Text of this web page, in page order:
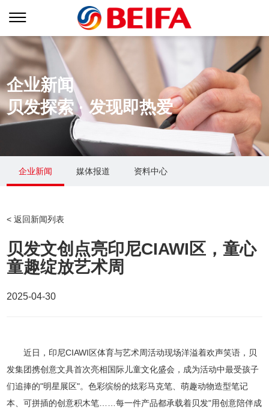
创始人介绍
企业文化
品牌矩阵 媒体报道
贝发讲堂 合作联系
企业新闻
贝发探索 · 发现即热爱
企业新闻 媒体报道 资料中心
< 返回新闻列表
贝发文创点亮印尼CIAWI区，童心
童趣绽放艺术周
2025-04-30
近日，印尼CIAWI区体育与艺术周活动现场洋溢着欢声笑语，贝
发集团携创意文具首次亮相国际儿童文化盛会，成为活动中最受孩子
们追捧的"明星展区"。色彩缤纷的炫彩马克笔、萌趣动物造型笔记
本、可拼插的创意积木笔……每一件产品都承载着贝发"用创意陪伴成